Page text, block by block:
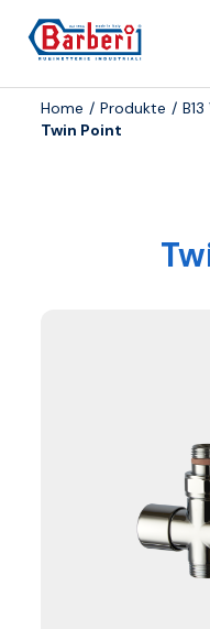
Home Produkte
Twin Point